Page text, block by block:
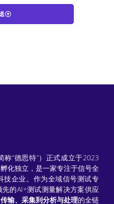
“德思特”）正式成立于2023
化独立，是一家专注于信号全
技企业。作为全域信号测试专
的AI+测试测量解决方案供应
输、采集到分析与处理的全链